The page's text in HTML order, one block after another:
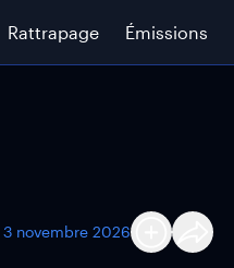
Rattrapage Émissions
3 novembre 2026